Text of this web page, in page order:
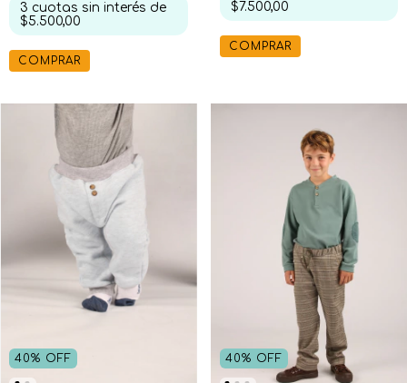
3 cuotas sin interés de
$5.500,00
COMPRAR
$7.500,00
COMPRAR
40% OFF 40% OFF